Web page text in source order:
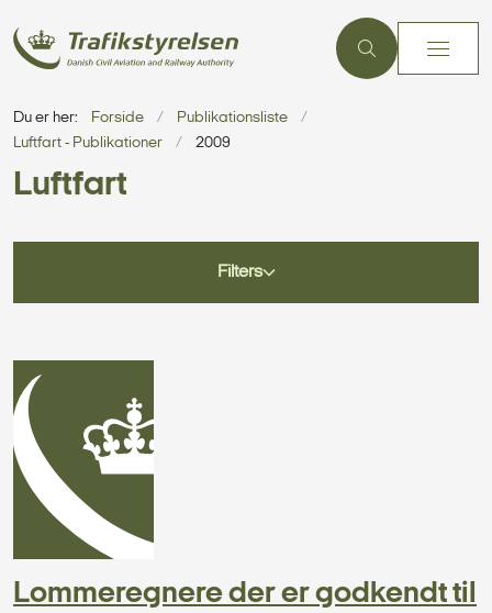
Du er her: Forside
Publikationsliste
Luftfart - Publikationer
2009
Luftfart
Filters
Lommeregnere der er godkendt til